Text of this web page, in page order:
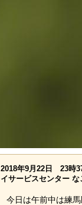
2018年9月22日 23時
イサービスセンター な
今日は午前中は練